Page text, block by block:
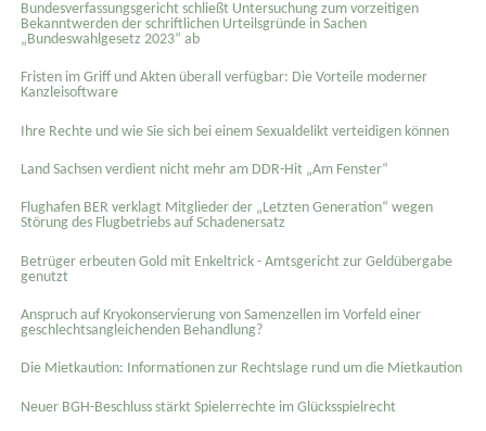
Bundesverfassungsgericht schließt Untersuchung zum vorzeitigen
Bekanntwerden der schriftlichen Urteilsgründe in Sachen
„Bundeswahlgesetz 2023“ ab
Fristen im Griff und Akten überall verfügbar: Die Vorteile moderner
Kanzleisoftware
Ihre Rechte und wie Sie sich bei einem Sexual­delikt verteidigen können
Land Sachsen verdient nicht mehr am DDR-Hit „Am Fenster“
Flughafen BER verklagt Mitglieder der „Letzten Generation“ wegen
Störung des Flugbetriebs auf Schadenersatz
Betrüger erbeuten Gold mit Enkeltrick - Amtsgericht zur Geldübergabe
genutzt
Anspruch auf Kryokonservierung von Samenzellen im Vorfeld einer
geschlechtsangleichenden Behandlung?
Die Mietkaution: Informationen zur Rechtslage rund um die Mietkaution
Neuer BGH-Beschluss stärkt Spielerrechte im Glücksspielrecht